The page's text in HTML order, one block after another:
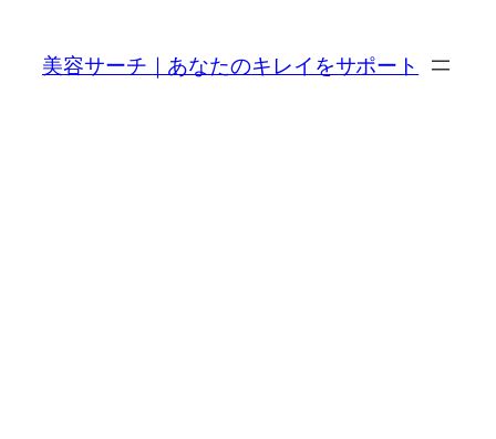
美容サーチ｜あなたのキレイをサポート